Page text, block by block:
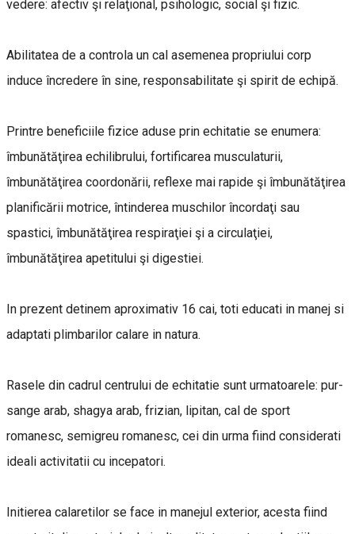
vedere: afectiv şi relaţional, psihologic, social şi fizic.
Abilitatea de a controla un cal asemenea propriului corp
induce încredere în sine, responsabilitate şi spirit de echipă.
Printre beneficiile fizice aduse prin echitatie se enumera:
îmbunătăţirea echilibrului, fortificarea musculaturii,
îmbunătăţirea coordonării, reflexe mai rapide şi îmbunătăţirea
planificării motrice, întinderea muschilor încordaţi sau
spastici, îmbunătăţirea respiraţiei şi a circulaţiei,
îmbunătăţirea apetitului şi digestiei.
In prezent detinem aproximativ 16 cai, toti educati in manej si
adaptati plimbarilor calare in natura.
Rasele din cadrul centrului de echitatie sunt urmatoarele: pur-
sange arab, shagya arab, frizian, lipitan, cal de sport
romanesc, semigreu romanesc, cei din urma fiind considerati
ideali activitatii cu incepatori.
Initierea calaretilor se face in manejul exterior, acesta fiind